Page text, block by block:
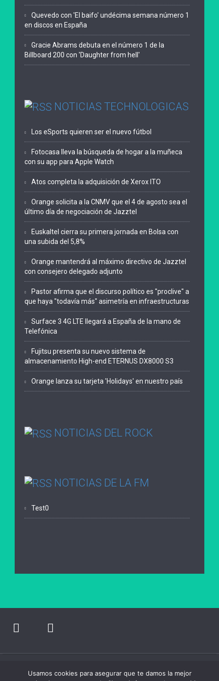
Quevedo con 'El baifo' undécima semana número 1
en discos en España
Gracie Abrams debuta en el número 1 de la
Billboard 200 con 'Daughter from hell'
NOTICIAS TECHNOLOGICAS
Los eSports quieren ser el nuevo fútbol
Fotocasa lleva la búsqueda de hogar a la muñeca
con su app para Apple Watch
Atos completa la adquisición de Xerox ITO
Orange solicita a la CNMV que el 4 de agosto sea el
último día de negociación de Jazztel
Euskaltel cierra su primera jornada en Bolsa con
una subida del 5,8%
Orange mantendrá al máximo directivo de Jazztel
con consejero delegado adjunto
Pastor afirma que el discurso político es "proclive" a
que haya "todavía más" asimetría en infraestructuras
Surface 3 4G LTE llegará a España de la mano de
Telefónica
Fujitsu presenta su nuevo sistema de
almacenamiento High-end ETERNUS DX8000 S3
Orange lanza su tarjeta 'Holidays' en nuestro país
NOTICIAS DEL ROCK
NOTICIAS DE LA FM
Test0
Usamos cookies para asegurar que te damos la mejor